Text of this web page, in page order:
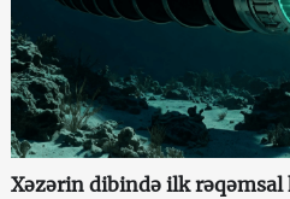
Xəzərin dibində ilk